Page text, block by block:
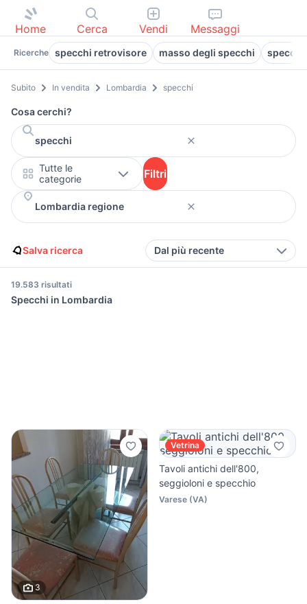
Home Cerca Vendi Messaggi
Ricerche specchi retrovisore masso degli specchi specchi
Subito In vendita Lombardia specchi
Cosa cerchi?
Tutte le
categorie
Filtri
Salva ricerca Dal più recente
19.583 risultati
Specchi in Lombardia
3
Vetrina
Tavoli antichi dell'800,
seggioloni e specchio
Varese (VA)